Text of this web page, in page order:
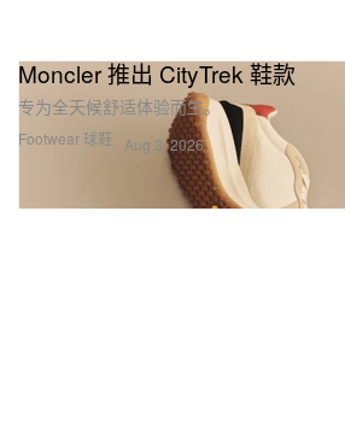
Footwear 球鞋
Moncler 推出 CityTrek 鞋款
专为全天候舒适体验而生。
Aug 3, 2026